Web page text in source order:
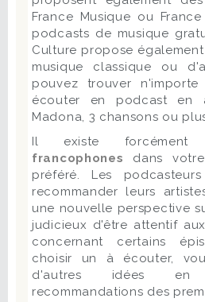
France Musique ou
podcasts de musique
Culture propose
musique classique ou
pouvez trouver
écouter en podcast en
Madona, 3 chansons ou
Il existe
francophones dans
préféré. Les
recommander leurs
une nouvelle perspective
judicieux d'être attentif
concernant certains
choisir un à écouter,
d'autres idées en
recommandations des